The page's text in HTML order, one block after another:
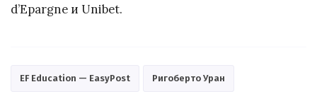
d’Epargne и Unibet.
EF Education — EasyPost Ригоберто Уран